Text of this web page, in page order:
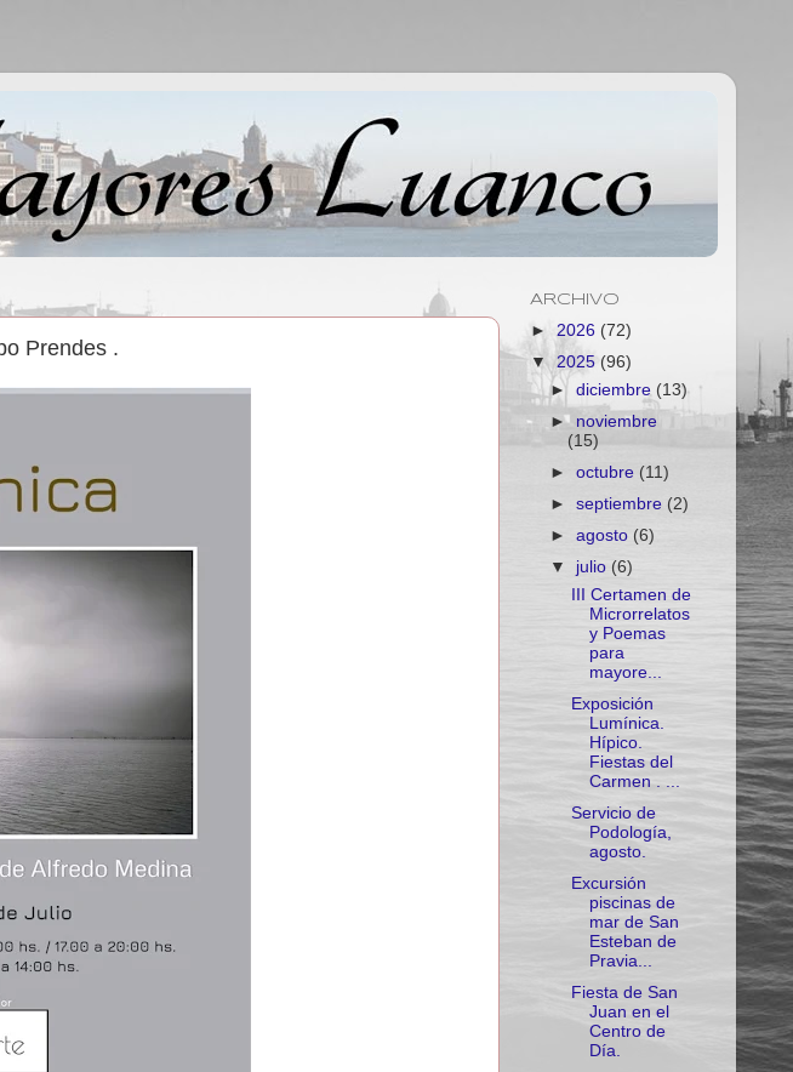
Prendes .
ARCHIVO
► 2026 (72)
▼ 2025 (96)
►diciembre (13)
► noviembre
(15)
►octubre (11)
►septiembre (2)
►agosto (6)
▼ julio (6)
III Certamen de
Microrrelatos
y Poemas
para
mayore...
Exposición
Lumínica.
Hípico.
Fiestas del
Carmen . ...
Servicio de
Podología,
agosto.
Excursión
piscinas de
mar de San
Esteban de
Pravia...
Fiesta de San
Juan en el
Centro de
Día.